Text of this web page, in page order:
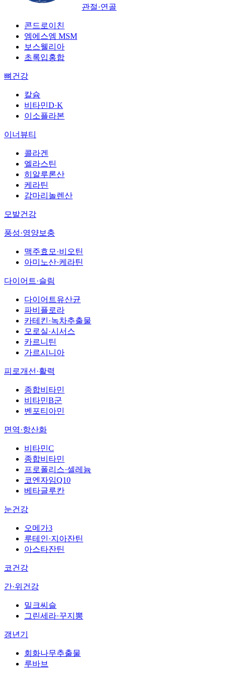
관절·연골
콘드로이친
엠에스엠 MSM
보스웰리아
초록입홍합
뼈건강
칼슘
비타민D·K
이소플라본
이너뷰티
콜라겐
엘라스틴
히알루론산
케라틴
감마리놀렌산
모발건강
풍성·영양보충
맥주효모·비오틴
아미노산·케라틴
다이어트·슬림
다이어트유산균
파비플로라
카테킨·녹차추출물
모로실·시서스
카르니틴
가르시니아
피로개선·활력
종합비타민
비타민B군
벤포티아민
면역·항산화
비타민C
종합비타민
프로폴리스·셀레늄
코엔자임Q10
베타글루칸
눈건강
오메가3
루테인·지아잔틴
아스타잔틴
코건강
간·위건강
밀크씨슬
그린세라·꾸지뽕
갱년기
회화나무추출물
루바브